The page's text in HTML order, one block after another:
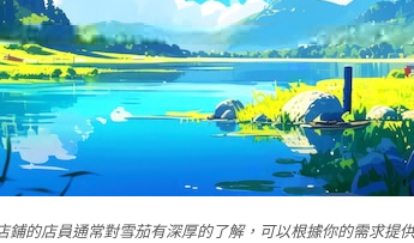
鋪的店員通常對雪茄有深厚的了解，可以根據你的需求提